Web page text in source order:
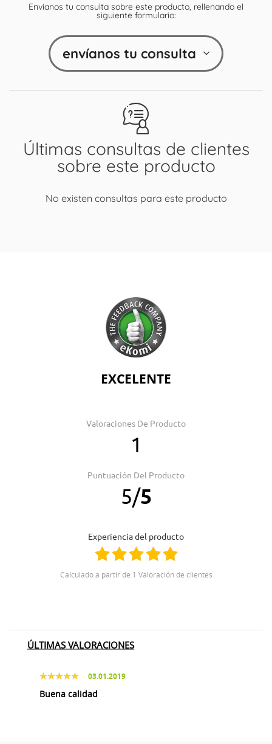
Últimas consultas de clientes
sobre este producto
No existen consultas para este producto
Envíanos tu consulta sobre este producto, rellenando el
siguiente formulario:
envíanos tu consulta
EXCELENTE
Valoraciones De Producto
1
Puntuación Del Producto
5/5
Experiencia del producto
Calculado a partir de 1 Valoración de clientes
ÚLTIMAS VALORACIONES
03.01.2019
Buena calidad